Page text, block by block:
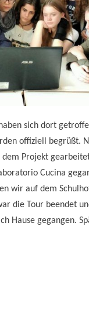
sich dort
offiziell begrüßt.
Projekt
Cucina
wir auf dem
die Tour beendet
Hause gegangen.